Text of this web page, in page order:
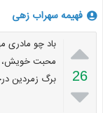
فهیمه سهراب زهی

26

باد چو مادری
محبت خویش،
برگ زمردین